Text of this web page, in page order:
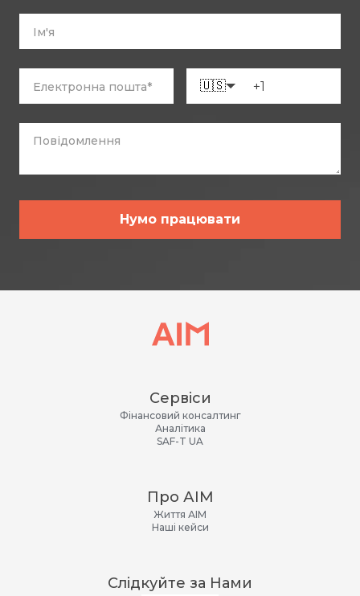
🇺🇸
Нумо працювати
Сервіси
Фінансовий консалтинг
Аналітика
SAF-T UA
Про АІМ
Життя АІМ
Наші кейси
Слідкуйте за Нами